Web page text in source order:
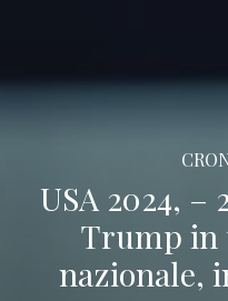
USA 2024, –
Trump in
nazionale,